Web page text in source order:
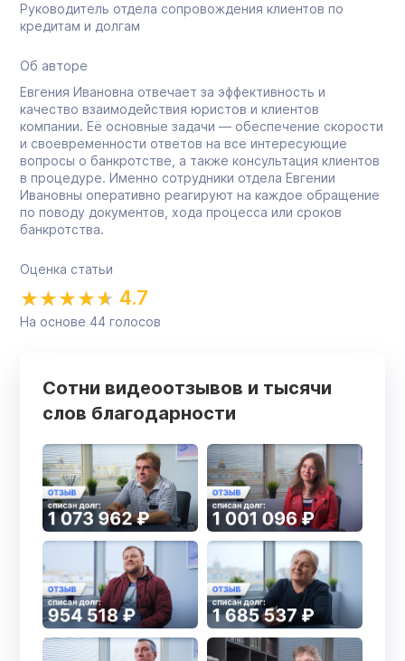
Руководитель отдела сопровождения клиентов по
кредитам и долгам
Об авторе
Евгения Ивановна отвечает за эффективность и
качество взаимодействия юристов и клиентов
компании. Её основные задачи — обеспечение скорости
и своевременности ответов на все интересующие
вопросы о банкротстве, а также консультация клиентов
в процедуре. Именно сотрудники отдела Евгении
Ивановны оперативно реагируют на каждое обращение
по поводу документов, хода процесса или сроков
банкротства.
Оценка статьи
4.7
На основе 44 голосов
Сотни видеоотзывов и тысячи
слов благодарности